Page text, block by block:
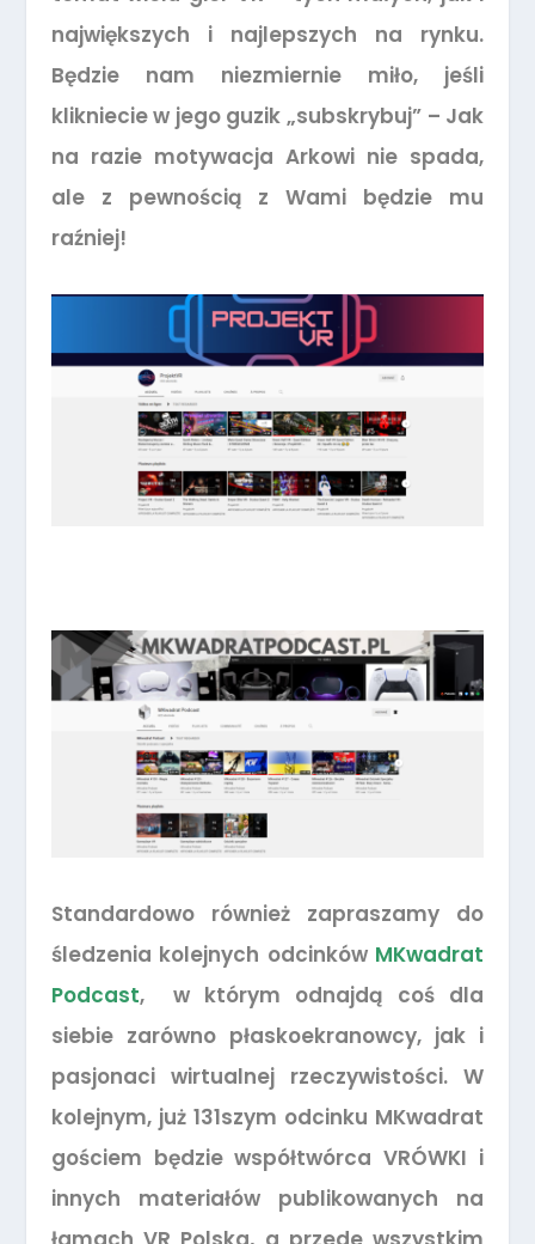
największych i najlepszych na rynku.
Będzie nam niezmiernie miło, jeśli
klikniecie w jego guzik „subskrybuj” – Jak
na razie motywacja Arkowi nie spada,
ale z pewnością z Wami będzie mu
raźniej!
Standardowo również zapraszamy do
śledzenia kolejnych odcinków MKwadrat
Podcast, w którym odnajdą coś dla
siebie zarówno płaskoekranowcy, jak i
pasjonaci wirtualnej rzeczywistości. W
kolejnym, już 131szym odcinku MKwadrat
gościem będzie współtwórca VRÓWKI i
innych materiałów publikowanych na